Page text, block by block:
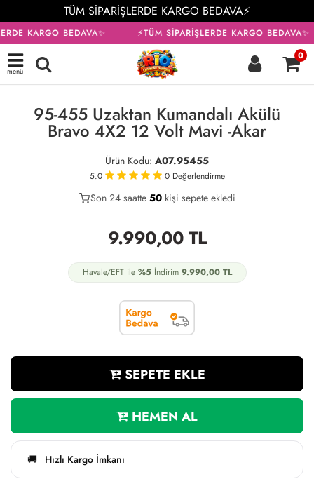
TÜM SİPARİŞLERDE KARGO BEDAVA⚡
KARGO BEDAVA✨ ⚡TÜM SİPARİŞLERDE KARGO BEDAVA✨
menü
0
95-455 Uzaktan Kumandalı Akülü
Bravo 4X2 12 Volt Mavi -Akar
Ürün Kodu: A07.95455
5.0 0 Değerlendirme
24
Son 24 saatte 50kişi sepete ekledi
20
9.990,00TL
Havale/EFT ile %5İndirim 9.990,00TL
SEPETE EKLE
HEMEN AL
🚚 Hızlı Kargo İmkanı